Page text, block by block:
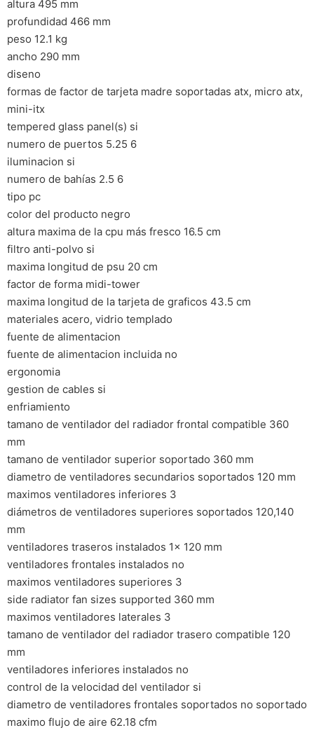
altura 495 mm
profundidad 466 mm
peso 12.1 kg
ancho 290 mm
diseno
formas de factor de tarjeta madre soportadas atx, micro atx,
mini-itx
tempered glass panel(s) si
numero de puertos 5.25 6
iluminacion si
numero de bahías 2.5 6
tipo pc
color del producto negro
altura maxima de la cpu más fresco 16.5 cm
filtro anti-polvo si
maxima longitud de psu 20 cm
factor de forma midi-tower
maxima longitud de la tarjeta de graficos 43.5 cm
materiales acero, vidrio templado
fuente de alimentacion
fuente de alimentacion incluida no
ergonomia
gestion de cables si
enfriamiento
tamano de ventilador del radiador frontal compatible 360
mm
tamano de ventilador superior soportado 360 mm
diametro de ventiladores secundarios soportados 120 mm
maximos ventiladores inferiores 3
diámetros de ventiladores superiores soportados 120,140
mm
ventiladores traseros instalados 1x 120 mm
ventiladores frontales instalados no
maximos ventiladores superiores 3
side radiator fan sizes supported 360 mm
maximos ventiladores laterales 3
tamano de ventilador del radiador trasero compatible 120
mm
ventiladores inferiores instalados no
control de la velocidad del ventilador si
diametro de ventiladores frontales soportados no soportado
maximo flujo de aire 62.18 cfm